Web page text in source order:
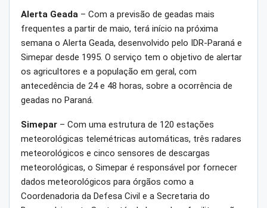
Alerta Geada – Com a previsão de geadas mais
frequentes a partir de maio, terá início na próxima
semana o Alerta Geada, desenvolvido pelo IDR-Paraná e
Simepar desde 1995. O serviço tem o objetivo de alertar
os agricultores e a população em geral, com
antecedência de 24 e 48 horas, sobre a ocorrência de
geadas no Paraná.
Simepar – Com uma estrutura de 120 estações
meteorológicas telemétricas automáticas, três radares
meteorológicos e cinco sensores de descargas
meteorológicas, o Simepar é responsável por fornecer
dados meteorológicos para órgãos como a
Coordenadoria da Defesa Civil e a Secretaria do